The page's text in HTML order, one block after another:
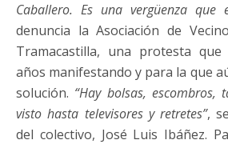
Caballero. Es una vergüenza que
denuncia la Asociación de
Tramacastilla, una protesta
años manifestando y para la que
solución. “Hay bolsas, escombros,
visto hasta televisores y retretes”,
del colectivo, José Luis Ibáñez.